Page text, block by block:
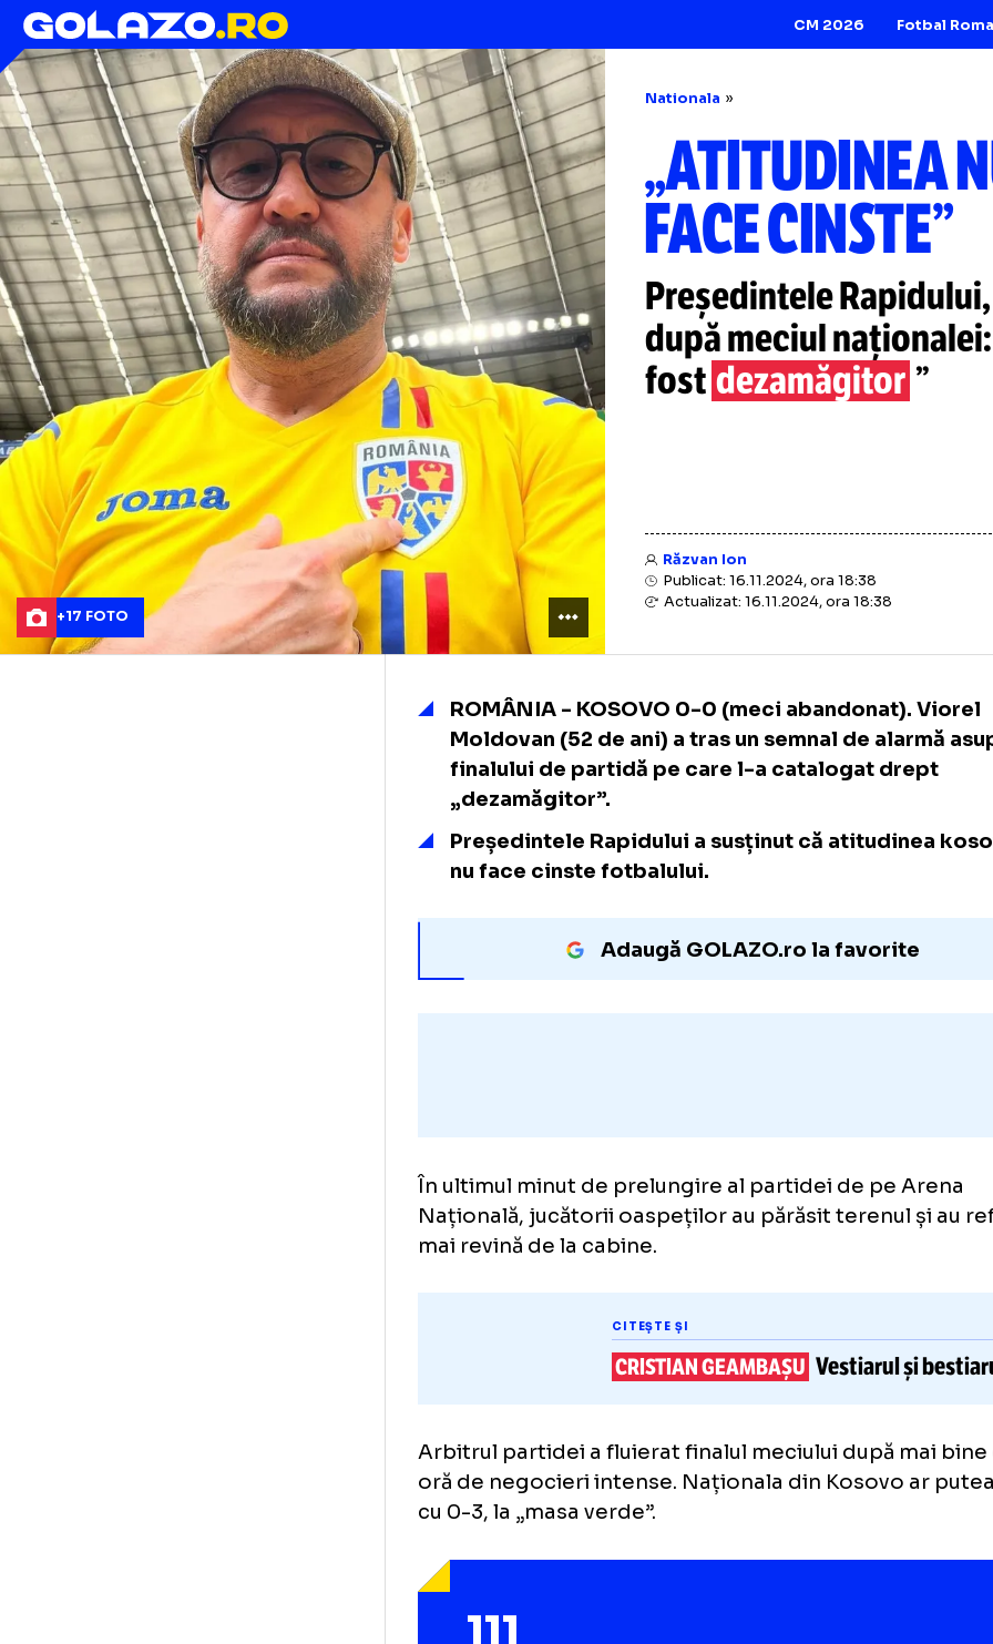
CM 2026
Nationala
FACE
Președintele
după meciul
fostdezamăgitor
Actualizat: 16.11.2024, ora 18:38
ROMÂNIA - KOSOVO 0-0 (meci
Moldovan (52 de ani) a tras un semnal de
finalului de partidă pe care l-a catalogat
„dezamăgitor”.
Președintele Rapidului a susținut că
nu face cinste fotbalului.
Națională, jucătorii oaspeților au părăsit terenul
mai revină de la cabine.
CITEȘTE ȘI
CRISTIAN GEAMBAȘU
oră de negocieri intense. Naționala din